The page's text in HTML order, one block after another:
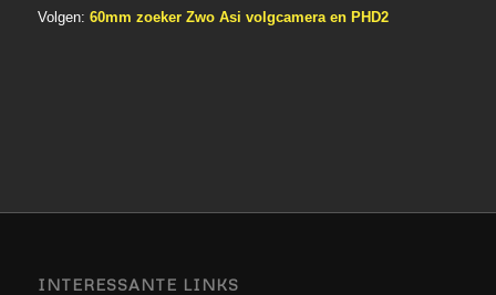
Volgen: 60mm zoeker Zwo Asi volgcamera en PHD2
INTERESSANTE LINKS